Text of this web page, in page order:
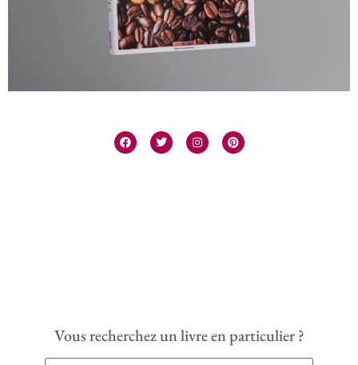
Vous recherchez un livre en particulier ?